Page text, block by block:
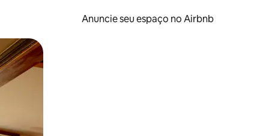
Anuncie seu espaço no Airbnb